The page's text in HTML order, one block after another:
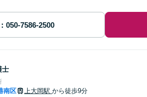
士
南区 上大岡駅 から徒歩9分